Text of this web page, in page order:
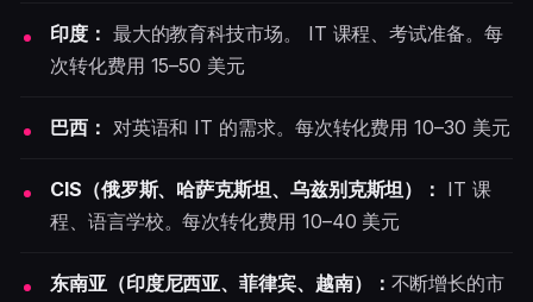
印度： 最大的教育科技市场。 IT 课程、考试准备。每
次转化费用 15–50 美元
巴西： 对英语和 IT 的需求。每次转化费用 10–30 美元
CIS（俄罗斯、哈萨克斯坦、乌兹别克斯坦）： IT 课
程、语言学校。每次转化费用 10–40 美元
东南亚（印度尼西亚、菲律宾、越南）： 不断增长的市